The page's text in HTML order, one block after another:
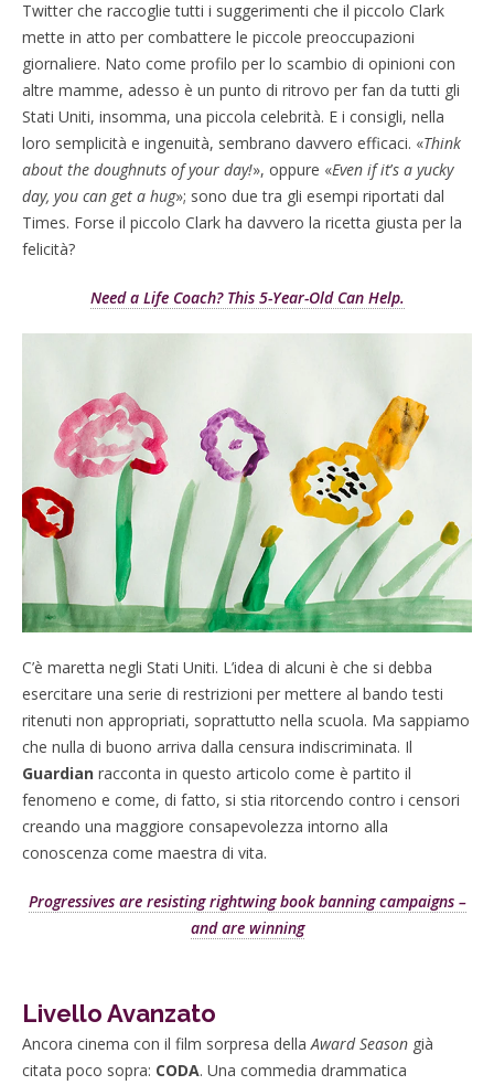
Twitter che raccoglie tutti i suggerimenti che il piccolo Clark
mette in atto per combattere le piccole preoccupazioni
giornaliere. Nato come profilo per lo scambio di opinioni con
altre mamme, adesso è un punto di ritrovo per fan da tutti gli
Stati Uniti, insomma, una piccola celebrità. E i consigli, nella
loro semplicità e ingenuità, sembrano davvero efficaci. «Think
about the doughnuts of your day!», oppure «Even if it’s a yucky
day, you can get a hug»; sono due tra gli esempi riportati dal
Times. Forse il piccolo Clark ha davvero la ricetta giusta per la
felicità?
Need a Life Coach? This 5-Year-Old Can Help.
C’è maretta negli Stati Uniti. L’idea di alcuni è che si debba
esercitare una serie di restrizioni per mettere al bando testi
ritenuti non appropriati, soprattutto nella scuola. Ma sappiamo
che nulla di buono arriva dalla censura indiscriminata. Il
Guardian racconta in questo articolo come è partito il
fenomeno e come, di fatto, si stia ritorcendo contro i censori
creando una maggiore consapevolezza intorno alla
conoscenza come maestra di vita.
Progressives are resisting rightwing book banning campaigns –
and are winning
Livello Avanzato
Ancora cinema con il film sorpresa dellaAward Season già
citata poco sopra: CODA. Una commedia drammatica